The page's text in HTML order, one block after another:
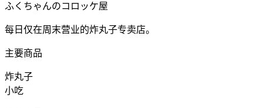
ふくちゃんのコロッケ屋
每日仅在周末营业的炸丸子专卖店。
主要商品
炸丸子
小吃